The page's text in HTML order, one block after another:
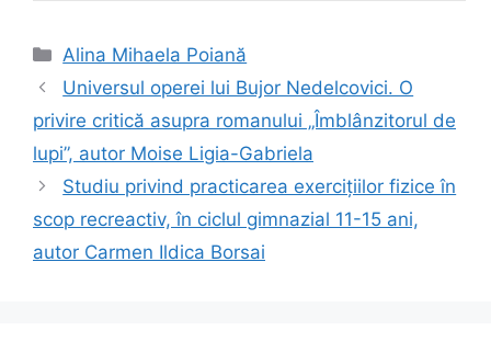
Categorii
Alina Mihaela Poiană
Universul operei lui Bujor Nedelcovici. O
privire critică asupra romanului „Îmblânzitorul de
lupi”, autor Moise Ligia-Gabriela
Studiu privind practicarea exercițiilor fizice în
scop recreactiv, în ciclul gimnazial 11-15 ani,
autor Carmen Ildica Borsai